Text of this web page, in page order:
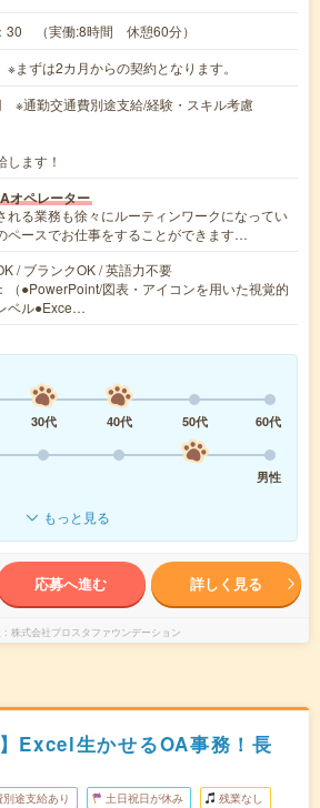
30 （実働:8時間 休憩60分）
まずは2カ月からの契約となります。
※通勤交通費別途支給/経験・スキル考慮
します！
オペレーター
れる業務も徐々にルーティンワークになってい
ペースでお仕事をすることができます…
/ ブランクOK / 英語力不要
（●PowerPoint/図表・アイコンを用いた視覚的
ベル●Exce…
30代 40代 50代
60代
男性
もっと見る
応募へ進む 詳しく見る
株式会社プロスタファウンデーション
Excel生かせるOA事務！長
別途支給あり 土日祝日が休み 残業なし